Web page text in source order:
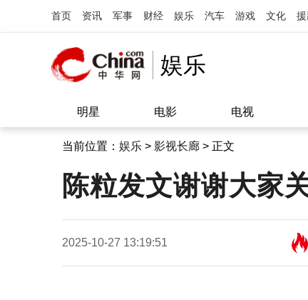
首页 资讯 军事 财经 娱乐 汽车 游戏 文化
娱乐
明星 电影 电视
当前位置： 娱乐 > 影视长廊 > 正文
陈粒发文谢谢大家
2025-10-27 13:19:51